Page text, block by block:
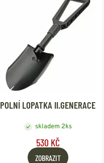
POLNÍ LOPATKA II.GENERACE
skladem 2ks
530 KČ
ZOBRAZIT